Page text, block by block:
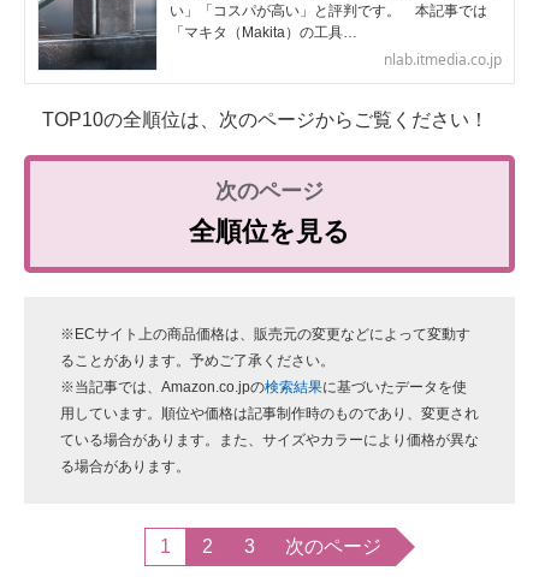
い」「コスパが高い」と評判です。 本記事では
「マキタ（Makita）の工具…
nlab.itmedia.co.jp
TOP10の全順位は、次のページからご覧ください！
全順位を見る
※ECサイト上の商品価格は、販売元の変更などによって変動す
ることがあります。予めご了承ください。
※当記事では、Amazon.co.jpの検索結果に基づいたデータを使
用しています。順位や価格は記事制作時のものであり、変更され
ている場合があります。また、サイズやカラーにより価格が異な
る場合があります。
1 2 3 次のページ